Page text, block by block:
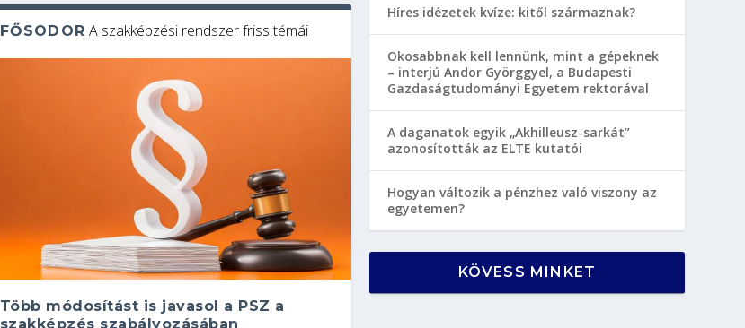
FŐSODOR A szakképzési rendszer friss témái
Több módosítást is javasol a PSZ a
szakképzés szabályozásában
Híres idézetek kvíze: kitől származnak?
Okosabbnak kell lennünk, mint a gépeknek
– interjú Andor Györggyel, a Budapesti
Gazdaságtudományi Egyetem rektorával
A daganatok egyik „Akhilleusz-sarkát”
azonosították az ELTE kutatói
Hogyan változik a pénzhez való viszony az
egyetemen?
KÖVESS MINKET